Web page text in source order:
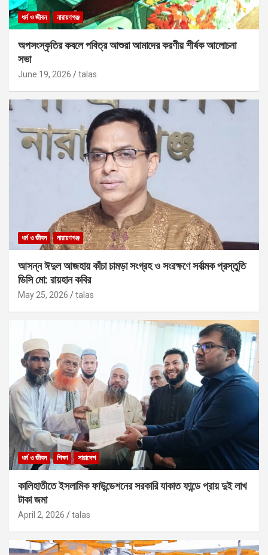
ধর্ম ও জীবন নারায়ণগঞ্জ
অপসংস্কৃতির কবলে পবিত্র আশুরা আমাদের করণীয় শীর্ষক আলোচনা
সভা
June 19, 2026 talas
ধর্ম ও জীবন নারায়ণগঞ্জ
আসন্ন ঈদুল আজহায় কাঁচা চামড়া সংগ্রহ ও সংরক্ষণে সর্বাত্মক প্রস্তুতি
ডিসি মো: রায়হান কবির
May 25, 2026 talas
ধর্ম ও জীবন শিক্ষা সারাদেশ
কালিহাতীতে ইসলামিক ফাউন্ডেশনের সরকারি যাকাত ফান্ডে প্রায় দুই লাখ
টাকা জমা
April 2, 2026 talas